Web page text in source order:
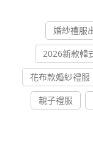
婚紗禮服
2026新款韓
花布款婚紗禮服
親子禮服